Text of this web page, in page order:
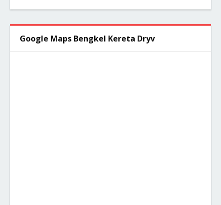
Google Maps Bengkel Kereta Dryv